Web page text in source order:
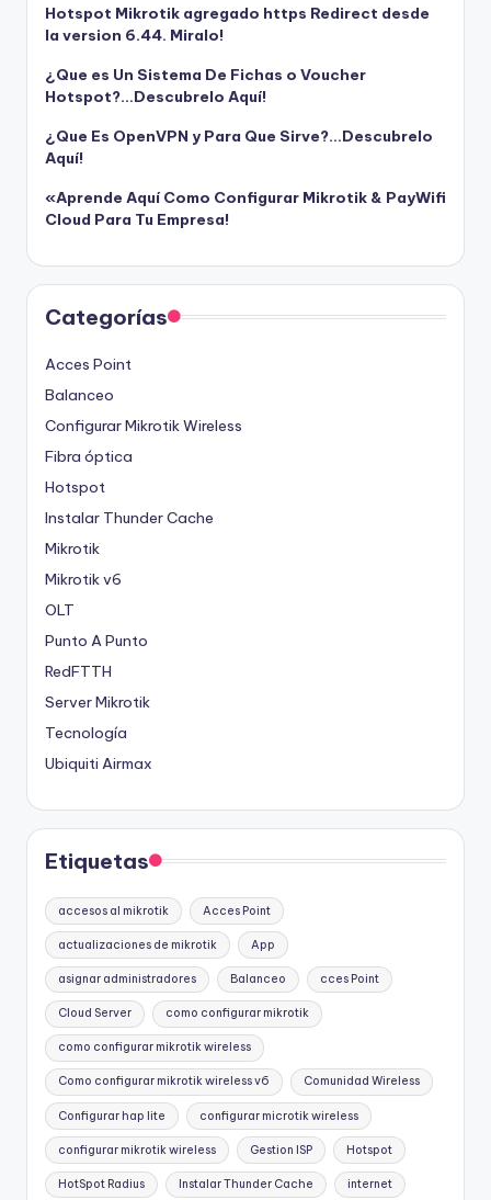
Hotspot Mikrotik agregado https Redirect desde
la version 6.44. Miralo!
¿Que es Un Sistema De Fichas o Voucher
Hotspot?…Descubrelo Aquí!
¿Que Es OpenVPN y Para Que Sirve?…Descubrelo
Aquí!
«Aprende Aquí Como Configurar Mikrotik & PayWifi
Cloud Para Tu Empresa!
Categorías
Acces Point
Balanceo
Configurar Mikrotik Wireless
Fibra óptica
Hotspot
Instalar Thunder Cache
Mikrotik
Mikrotik v6
OLT
Punto A Punto
RedFTTH
Server Mikrotik
Tecnología
Ubiquiti Airmax
Etiquetas
accesos al mikrotik Acces Point
actualizaciones de mikrotik App
asignar administradores Balanceo cces Point
Cloud Server como configurar mikrotik
como configurar mikrotik wireless
Como configurar mikrotik wireless v6 Comunidad Wireless
Configurar hap lite configurar microtik wireless
configurar mikrotik wireless Gestion ISP Hotspot
HotSpot Radius Instalar Thunder Cache internet